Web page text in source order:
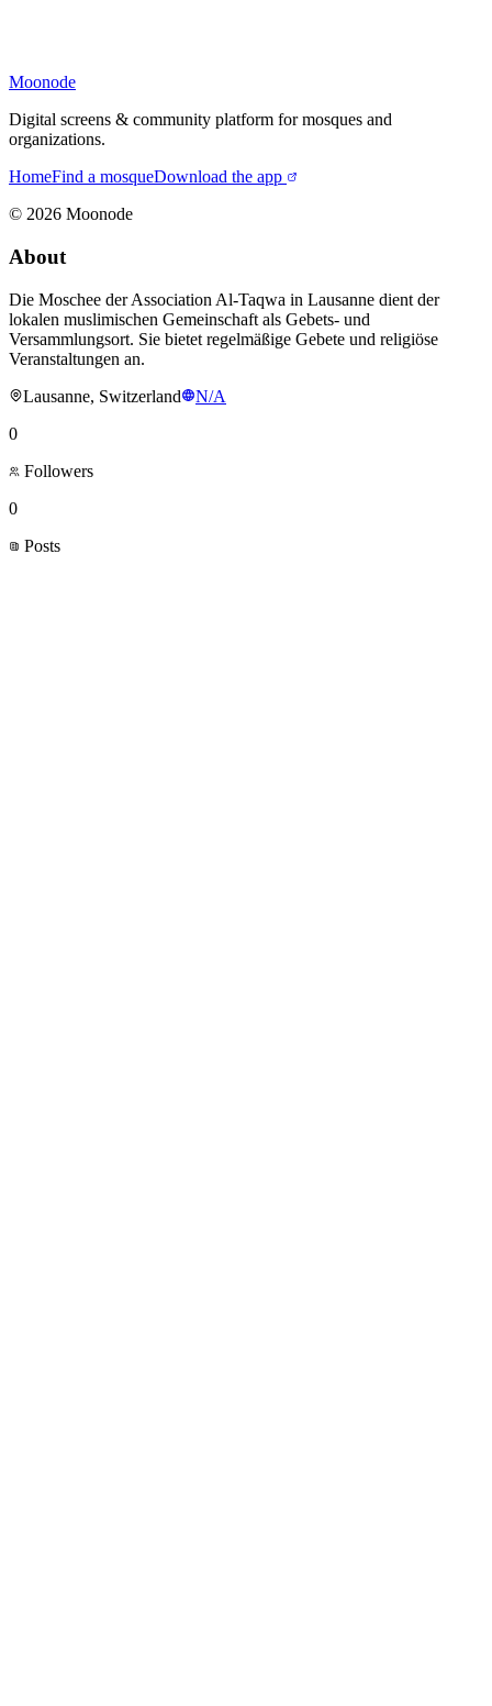
Moonode
Digital screens & community platform for mosques and
organizations.
HomeFind a mosqueDownload the app
© 2026 Moonode
About
Die Moschee der Association Al-Taqwa in Lausanne dient der
lokalen muslimischen Gemeinschaft als Gebets- und
Versammlungsort. Sie bietet regelmäßige Gebete und religiöse
Veranstaltungen an.
Lausanne, Switzerland
N/A
0
Followers
0
Posts